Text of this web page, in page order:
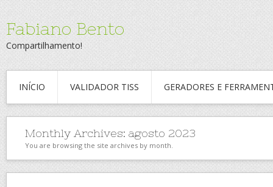
Fabiano Bento
Compartilhamento!
INÍCIO VALIDADOR TISS GERADORES E
Monthly Archives: agosto 2023
You are browsing the site archives by month.